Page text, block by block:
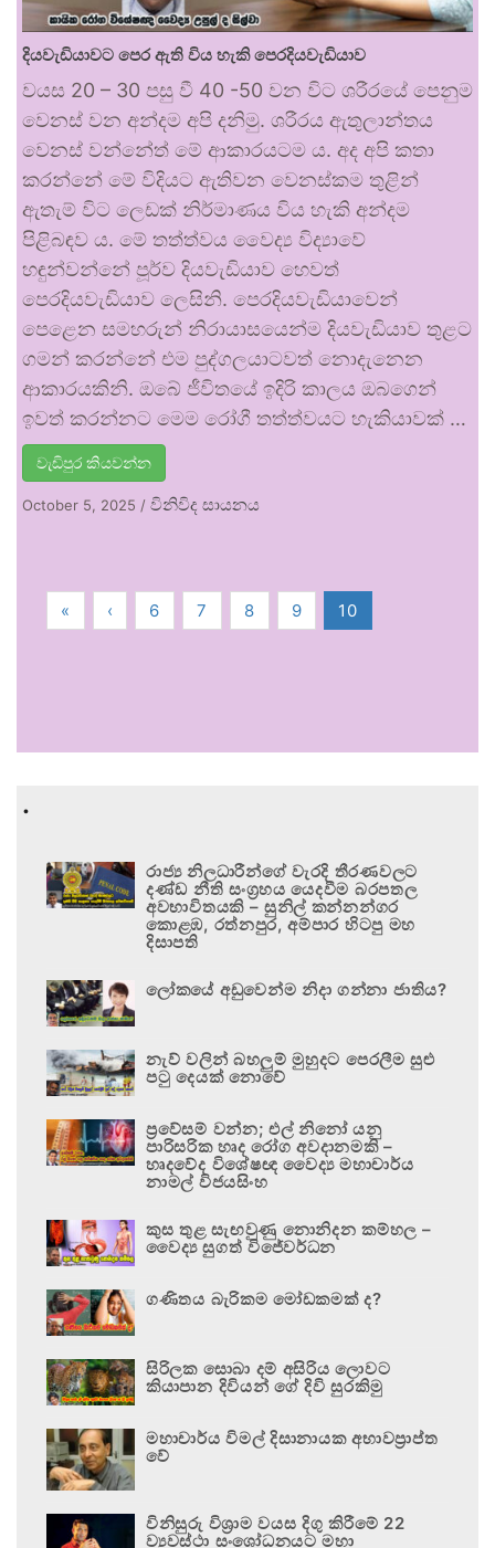
දියවැඩියාවට පෙර ඇති විය හැකි පෙරදියවැඩියාව
වයස 20 – 30 පසු වී 40 -50 වන විට ශරීරයේ පෙනුම
වෙනස් වන අන්දම අපි දනිමු. ශරීරය ඇතුලාන්තය
වෙනස් වන්නේත් මේ ආකාරයටම ය. අද අපි කතා
කරන්නේ මේ විදියට ඇතිවන වෙනස්කම තුළින්
ඇතැම් විට ලෙඩක් නිර්මාණය විය හැකි අන්දම
පිළිබඳව ය. මේ තත්ත්වය වෛද්‍ය විද්‍යාවේ
හඳුන්වන්නේ පූර්ව දියවැඩියාව හෙවත්
පෙරදියවැඩියාව ලෙසිනි. පෙරදියවැඩියාවෙන්
පෙළෙන සමහරුන් නිරායාසයෙන්ම දියවැඩියාව තුළට
ගමන් කරන්නේ එම පුද්ගලයාටවත් නොදැනෙන
ආකාරයකිනි. ඔබේ ජීවිතයේ ඉදිරි කාලය ඔබගෙන්
ඉවත් කරන්නට මෙම රෝගී තත්ත්වයට හැකියාවක් …
වැඩිපුර කියවන්න
October 5, 2025 / විනිවිද සායනය
« ‹ 6 7 8 9 10
.
රාජ්‍ය නිලධාරීන්ගේ වැරදි තීරණවලට
දණ්ඩ නීති සංග්‍රහය යෙදවීම බරපතල
අවභාවිතයකි – සුනිල් කන්නන්ගර
කොළඹ, රත්නපුර, අම්පාර හිටපු මහ
දිසාපති
ලෝකයේ අඩුවෙන්ම නිදා ගන්නා ජාතිය?
නැව් වලින් බහලුම් මුහුදට පෙරලීම සුළු
පටු දෙයක් නොවේ
ප්‍රවේසම් වන්න; එල් නිනෝ යනු
පාරිසරික හෘද රෝග අවදානමකි –
හෘදවේද විශේෂඥ වෛද්‍ය මහාචාර්ය
නාමල් විජයසිංහ
කුස තුළ සැඟවුණු නොනිදන කම්හල –
වෛද්‍ය සුගත් විජේවර්ධන
ගණිතය බැරිකම මෝඩකමක් ද?
සිරිලක සොබා දම් අසිරිය ලොවට
කියාපාන දිවියන් ගේ දිවි සුරකිමු
මහාචාර්ය විමල් දිසානායක අභාවප්‍රාප්ත
වේ
විනිසුරු විශ්‍රාම වයස දිගු කිරීමේ 22
ව්‍යවස්ථා සංශෝධනයට මහා